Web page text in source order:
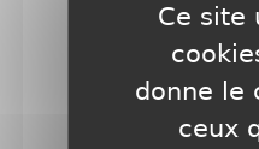
Vernis
Ce site
donne le
ceux